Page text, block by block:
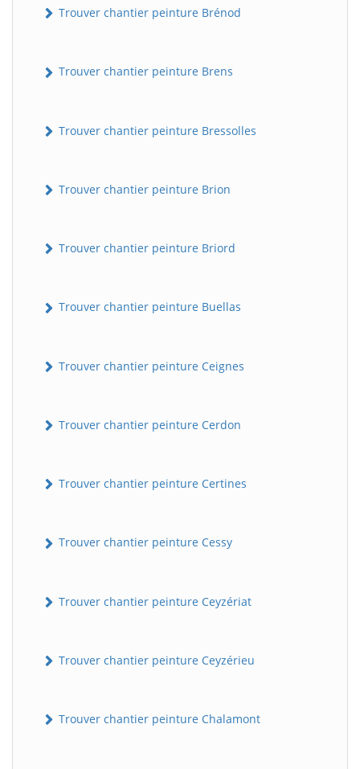
Trouver chantier peinture Brénod
Trouver chantier peinture Brens
Trouver chantier peinture Bressolles
Trouver chantier peinture Brion
Trouver chantier peinture Briord
Trouver chantier peinture Buellas
Trouver chantier peinture Ceignes
Trouver chantier peinture Cerdon
Trouver chantier peinture Certines
Trouver chantier peinture Cessy
Trouver chantier peinture Ceyzériat
Trouver chantier peinture Ceyzérieu
Trouver chantier peinture Chalamont